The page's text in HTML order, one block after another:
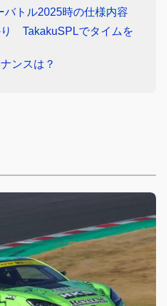
バトル2025時の仕様内容
り TakakuSPLでタイムを
ンスは？